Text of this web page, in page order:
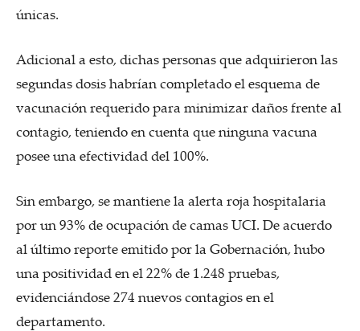
únicas.
Adicional a esto, dichas personas que adquirieron las
segundas dosis habrían completado el esquema de
vacunación requerido para minimizar daños frente al
contagio, teniendo en cuenta que ninguna vacuna
posee una efectividad del 100%.
Sin embargo, se mantiene la alerta roja hospitalaria
por un 93% de ocupación de camas UCI. De acuerdo
al último reporte emitido por la Gobernación, hubo
una positividad en el 22% de 1.248 pruebas,
evidenciándose 274 nuevos contagios en el
departamento.